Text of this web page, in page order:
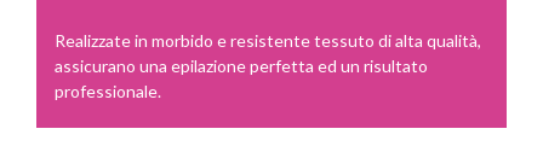
Realizzate in morbido e resistente tessuto di alta qualità,
assicurano una epilazione perfetta ed un risultato
professionale.